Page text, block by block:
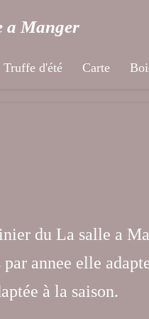
a Manger
Truffe d'été Carte
du La salle a
annee elle
à la saison.